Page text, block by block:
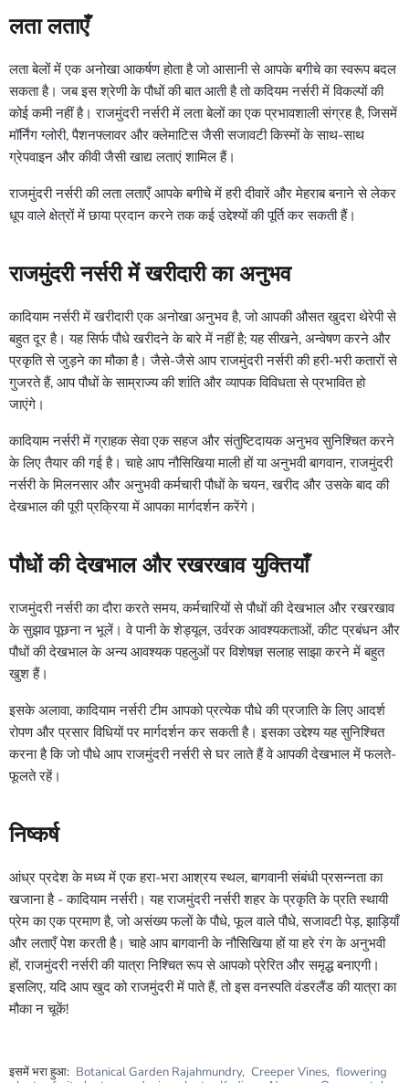
लता लताएँ
लता बेलों में एक अनोखा आकर्षण होता है जो आसानी से आपके बगीचे का स्वरूप बदल
सकता है। जब इस श्रेणी के पौधों की बात आती है तो कदियम नर्सरी में विकल्पों की
कोई कमी नहीं है। राजमुंदरी नर्सरी में लता बेलों का एक प्रभावशाली संग्रह है, जिसमें
मॉर्निंग ग्लोरी, पैशनफ्लावर और क्लेमाटिस जैसी सजावटी किस्मों के साथ-साथ
ग्रेपवाइन और कीवी जैसी खाद्य लताएं शामिल हैं।
राजमुंदरी नर्सरी की लता लताएँ आपके बगीचे में हरी दीवारें और मेहराब बनाने से लेकर
धूप वाले क्षेत्रों में छाया प्रदान करने तक कई उद्देश्यों की पूर्ति कर सकती हैं।
राजमुंदरी नर्सरी में खरीदारी का अनुभव
कादियाम नर्सरी में खरीदारी एक अनोखा अनुभव है, जो आपकी औसत खुदरा थेरेपी से
बहुत दूर है। यह सिर्फ पौधे खरीदने के बारे में नहीं है; यह सीखने, अन्वेषण करने और
प्रकृति से जुड़ने का मौका है। जैसे-जैसे आप राजमुंदरी नर्सरी की हरी-भरी कतारों से
गुजरते हैं, आप पौधों के साम्राज्य की शांति और व्यापक विविधता से प्रभावित हो
जाएंगे।
कादियाम नर्सरी में ग्राहक सेवा एक सहज और संतुष्टिदायक अनुभव सुनिश्चित करने
के लिए तैयार की गई है। चाहे आप नौसिखिया माली हों या अनुभवी बागवान, राजमुंदरी
नर्सरी के मिलनसार और अनुभवी कर्मचारी पौधों के चयन, खरीद और उसके बाद की
देखभाल की पूरी प्रक्रिया में आपका मार्गदर्शन करेंगे।
पौधों की देखभाल और रखरखाव युक्तियाँ
राजमुंदरी नर्सरी का दौरा करते समय, कर्मचारियों से पौधों की देखभाल और रखरखाव
के सुझाव पूछना न भूलें। वे पानी के शेड्यूल, उर्वरक आवश्यकताओं, कीट प्रबंधन और
पौधों की देखभाल के अन्य आवश्यक पहलुओं पर विशेषज्ञ सलाह साझा करने में बहुत
खुश हैं।
इसके अलावा, कादियाम नर्सरी टीम आपको प्रत्येक पौधे की प्रजाति के लिए आदर्श
रोपण और प्रसार विधियों पर मार्गदर्शन कर सकती है। इसका उद्देश्य यह सुनिश्चित
करना है कि जो पौधे आप राजमुंदरी नर्सरी से घर लाते हैं वे आपकी देखभाल में फलते-
फूलते रहें।
निष्कर्ष
आंध्र प्रदेश के मध्य में एक हरा-भरा आश्रय स्थल, बागवानी संबंधी प्रसन्नता का
खजाना है - कादियाम नर्सरी। यह राजमुंदरी नर्सरी शहर के प्रकृति के प्रति स्थायी
प्रेम का एक प्रमाण है, जो असंख्य फलों के पौधे, फूल वाले पौधे, सजावटी पेड़, झाड़ियाँ
और लताएँ पेश करती है। चाहे आप बागवानी के नौसिखिया हों या हरे रंग के अनुभवी
हों, राजमुंदरी नर्सरी की यात्रा निश्चित रूप से आपको प्रेरित और समृद्ध बनाएगी।
इसलिए, यदि आप खुद को राजमुंदरी में पाते हैं, तो इस वनस्पति वंडरलैंड की यात्रा का
मौका न चूकें!
इसमें भरा हुआ: Botanical Garden Rajahmundry, Creeper Vines, flowering